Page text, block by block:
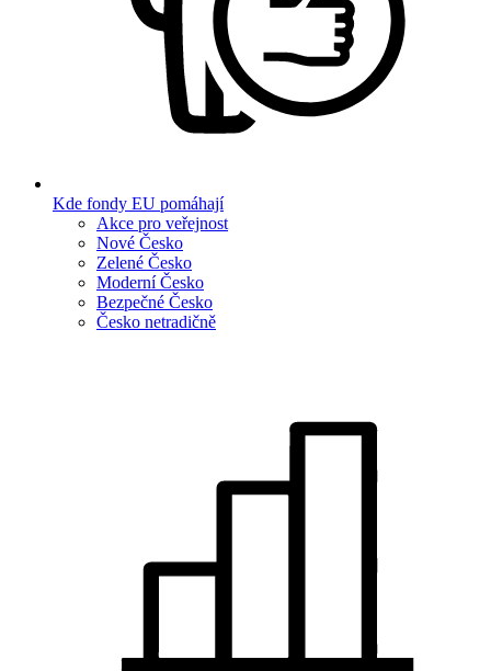
Kde fondy EU pomáhají
Akce pro veřejnost
Nové Česko
Zelené Česko
Moderní Česko
Bezpečné Česko
Česko netradičně